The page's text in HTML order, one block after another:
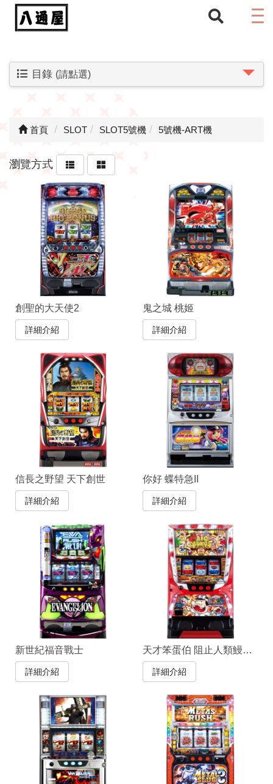
目錄 (請點選)
首頁 SLOT SLOT5號機 5號機-ART機
瀏覽方式
創聖的大天使2
詳細介紹
鬼之城 桃姬
詳細介紹
信長之野望 天下創世
詳細介紹
你好 蝶特急II
詳細介紹
新世紀福音戰士
詳細介紹
天才笨蛋伯 阻止人類鰻魚狗化計劃呀！
詳細介紹